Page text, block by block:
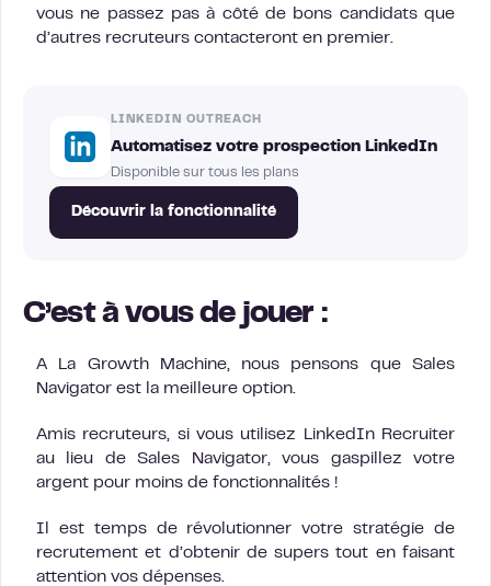
vous ne passez pas à côté de bons candidats que
d’autres recruteurs contacteront en premier.
LINKEDIN OUTREACH
Automatisez votre prospection LinkedIn
Disponible sur tous les plans
Découvrir la fonctionnalité
C’est à vous de jouer :
A La Growth Machine, nous pensons que Sales
Navigator est la meilleure option.
Amis recruteurs, si vous utilisez LinkedIn Recruiter
au lieu de Sales Navigator, vous gaspillez votre
argent pour moins de fonctionnalités !
Il est temps de révolutionner votre stratégie de
recrutement et d’obtenir de supers tout en faisant
attention vos dépenses.